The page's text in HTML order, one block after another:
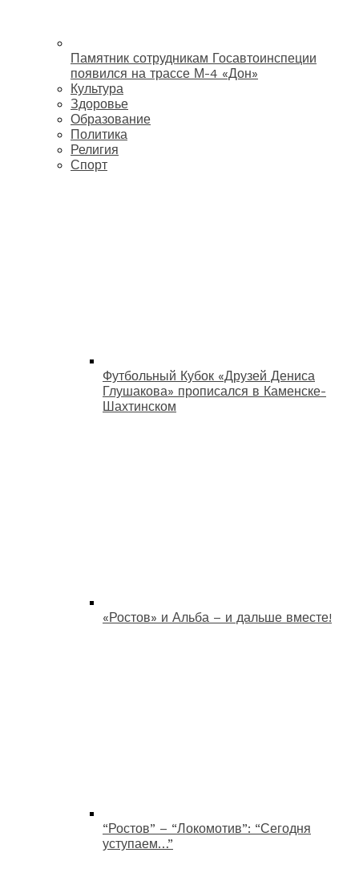
Памятник сотрудникам Госавтоинспеции
появился на трассе М-4 «Дон»
Культура
Здоровье
Образование
Политика
Религия
Спорт
Футбольный Кубок «Друзей Дениса
Глушакова» прописался в Каменске-
Шахтинском
«Ростов» и Альба – и дальше вместе!
“Ростов” – “Локомотив”: “Сегодня
уступаем…”